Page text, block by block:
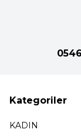
Kategoriler
KADIN